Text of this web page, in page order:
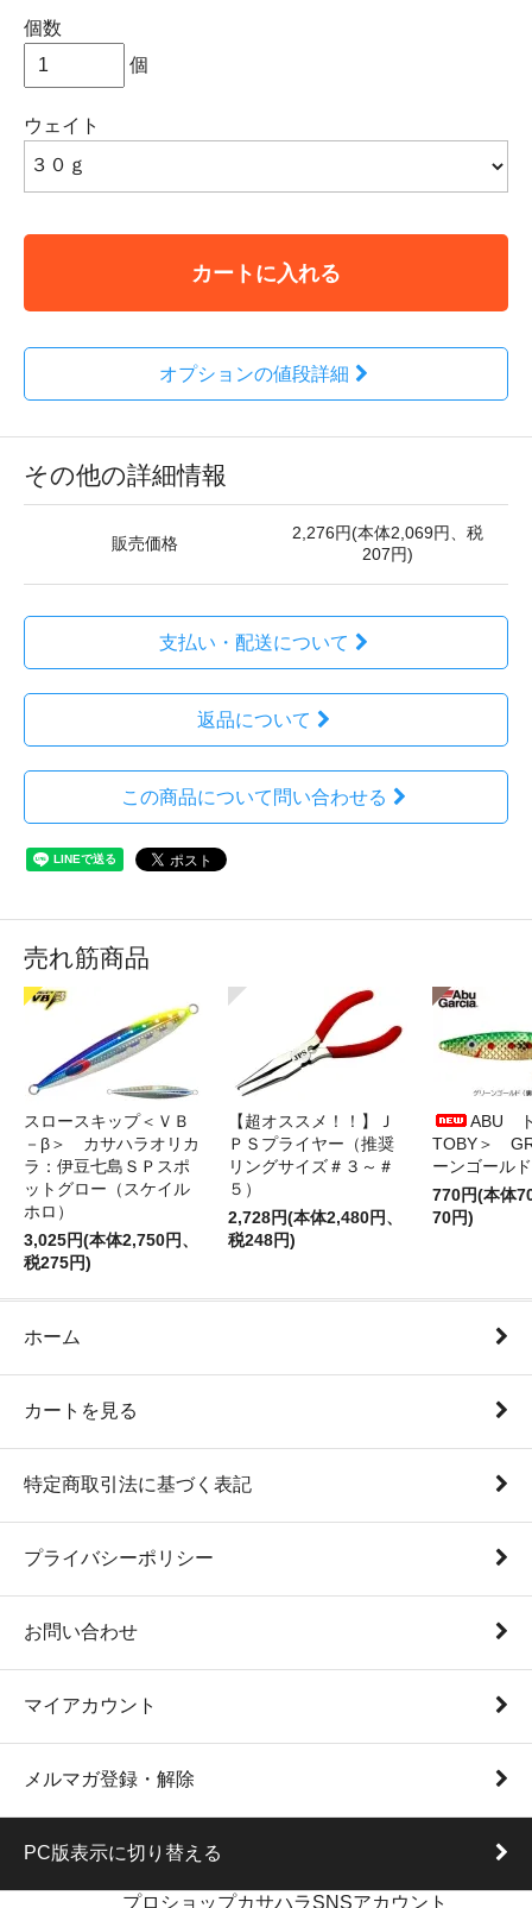
個数
個
ウェイト
カートに入れる
オプションの値段詳細
その他の詳細情報
販売価格
2,276円(本体2,069円、税
207円)
支払い・配送について
返品について
この商品について問い合わせる
売れ筋商品
スロースキップ＜ＶＢ
－β＞ カサハラオリカ
ラ：伊豆七島ＳＰスポ
ットグロー（スケイル
ホロ）
3,025円(本体2,750円、
税275円)
【超オススメ！！】Ｊ
ＰＳプライヤー（推奨
リングサイズ＃３～＃
５）
2,728円(本体2,480円、
税248円)
ABU
TOBY＞
ーンゴールド
770円(本体
70円)
ホーム
カートを見る
特定商取引法に基づく表記
プライバシーポリシー
お問い合わせ
マイアカウント
メルマガ登録・解除
PC版表示に切り替える
プロショップカサハラSNSアカウント